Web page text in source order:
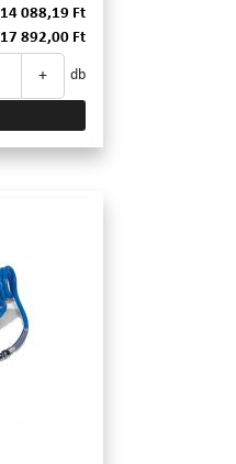
14 088,19 Ft
17 892,00 Ft
+ db